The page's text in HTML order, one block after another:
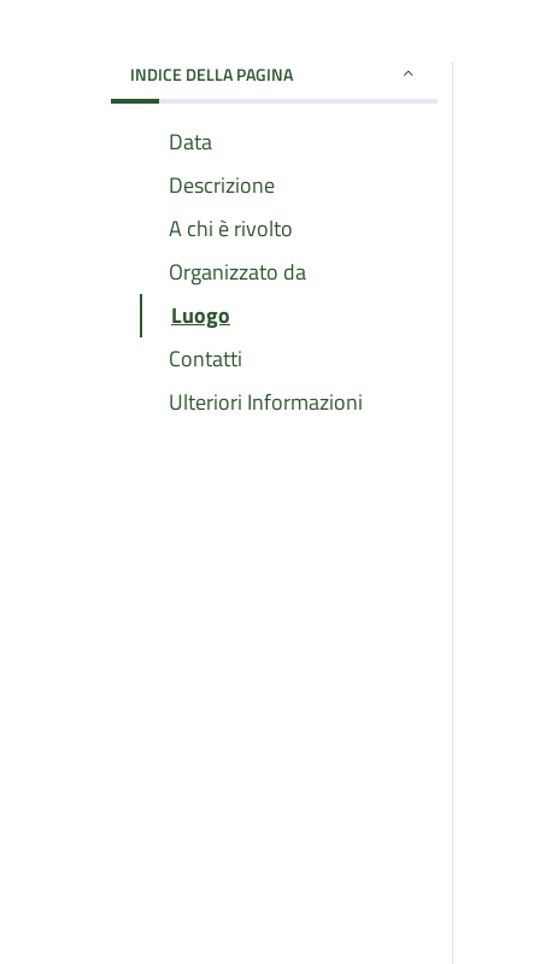
INDICE DELLA PAGINA
Data
Descrizione
A chi è rivolto
Organizzato da
Luogo
Contatti
Ulteriori Informazioni